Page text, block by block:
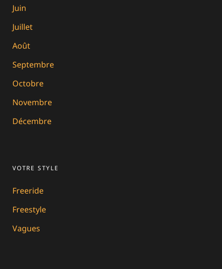
Juin
Juillet
Août
Septembre
Octobre
Novembre
Décembre
VOTRE STYLE
Freeride
Freestyle
Vagues